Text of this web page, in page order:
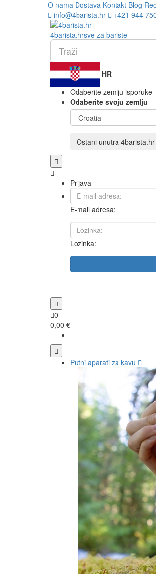
O nama Dostava Kontakt Blog
info@4barista.hr
+421 944
4barista.hrsve za bariste
HR
Odaberite zemlju isporuke
Odaberite svoju zemlju
Ostani unutra 4barista.hr
Prijava
E-mail adresa:
Lozinka:
0
0,00 €
Putni aparati za kavu